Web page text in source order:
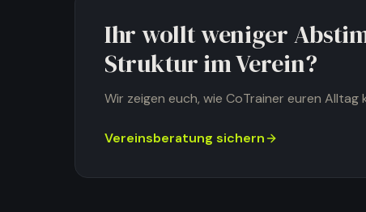
Ihr wollt weniger
Struktur im Verein?
Wir zeigen euch, wie CoTrainer euren
Vereinsberatung sichern